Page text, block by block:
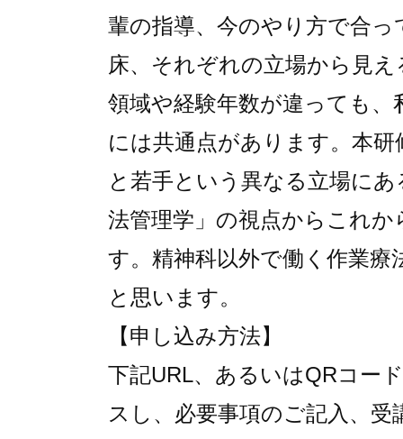
輩の指導、今のやり方で合
床、それぞれの立場から見
領域や経験年数が違っても
には共通点があります。本
と若手という 異なる立場に
法管理学」の視点からこれか
す。精神科以外で働く作業療
と思います。
【申し込み方法】
下記URL、あるいはQRコー
ス し、必要事項のご記入、